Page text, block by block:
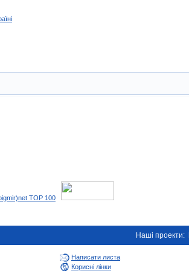
Наші проекти:
Написати листа
Корисні лінки